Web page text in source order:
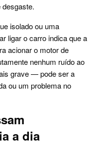
isolado ou uma
ligar o carro indica que a
acionar o motor de
nenhum ruído ao
grave — pode ser a
ou um problema no
a dia